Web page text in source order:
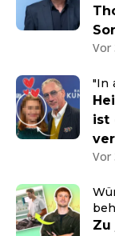
Vor
"In
ist
Vor
Zu